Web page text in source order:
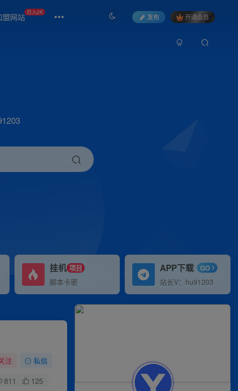
盟网站 日入2K
发布 开通会员
挂机 项目
脚本卡密
APP下载 GO
站长V：hu91203
注 私信
811 125